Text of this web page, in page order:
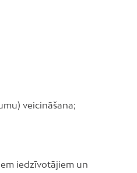
veicināšana;
iedzīvotājiem un